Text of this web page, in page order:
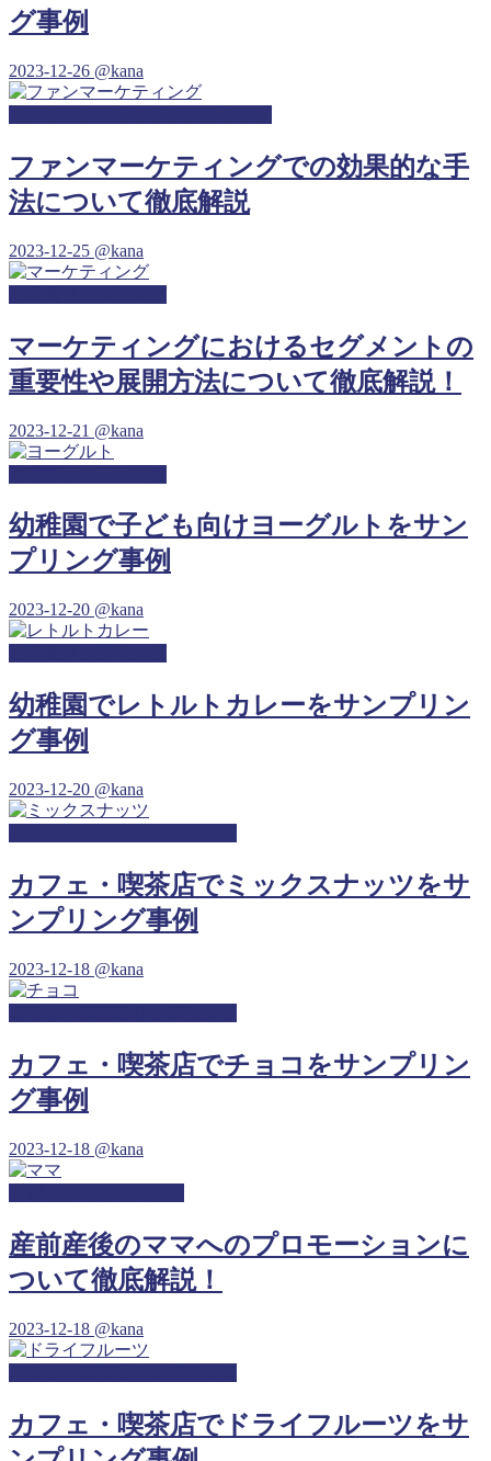
グ事例
2023-12-26 @kana
ファンマーケティングでの効果的な手
法について徹底解説
2023-12-25 @kana
マーケティングにおけるセグメントの
重要性や展開方法について徹底解説！
2023-12-21 @kana
幼稚園で子ども向けヨーグルトをサン
プリング事例
2023-12-20 @kana
幼稚園でレトルトカレーをサンプリン
グ事例
2023-12-20 @kana
カフェ・喫茶店でミックスナッツをサ
ンプリング事例
2023-12-18 @kana
カフェ・喫茶店でチョコをサンプリン
グ事例
2023-12-18 @kana
産前産後のママへのプロモーションに
ついて徹底解説！
2023-12-18 @kana
カフェ・喫茶店でドライフルーツをサ